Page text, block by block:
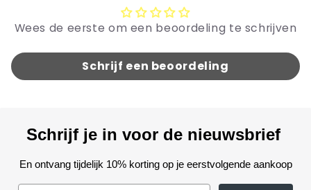
Wees de eerste om een beoordeling te schrijven
Schrijf een beoordeling
Schrijf je in voor de nieuwsbrief
En ontvang tijdelijk 10% korting op je eerstvolgende aankoop